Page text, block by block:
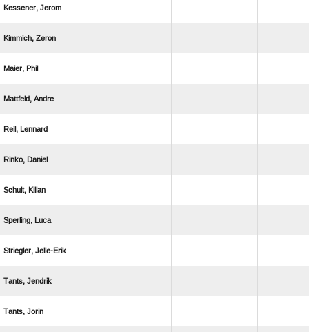
 
 
 
 
 
 
 
 
 
 
 